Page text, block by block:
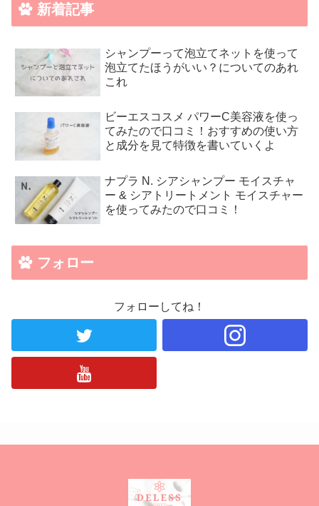
新着記事
シャンプーって泡立てネットを使って
泡立てたほうがいい？についてのあれ
これ
ビーエスコスメ パワーC美容液を使っ
てみたので口コミ！おすすめの使い方
と成分を見て特徴を書いていくよ
ナプラ N. シアシャンプー モイスチャ
ー & シアトリートメント モイスチャー
を使ってみたので口コミ！
フォロー
フォローしてね！